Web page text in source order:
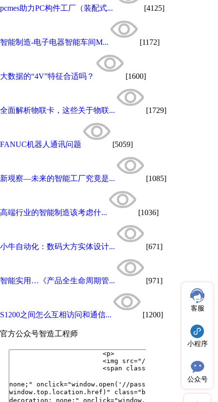
pcmes助力PC构件工厂（装配式... [4125]
智能制造-电子电器智能车间M... [1172]
大数据的“4V”特征合适吗？ [1600]
全面解析物联卡，这些关于物联... [1729]
FANUC机器人通讯问题 [5059]
新覌察—未来的智能工厂究竟是... [1085]
高端行业的智能制造该考虑什... [1036]
小牛自动化：数码大方实体设计... [671]
智能实用…《产品全生命周期管... [971]
S1200之间怎么互相访问和通信... [1200]
官方公众号智造工程师
客服
小程序
公众号